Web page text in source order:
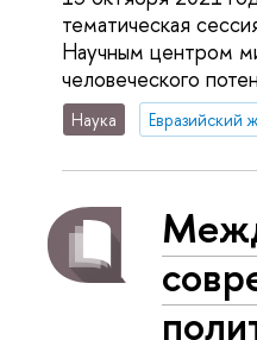
тематическая
Научным центром
человеческого
Наука Евразийский